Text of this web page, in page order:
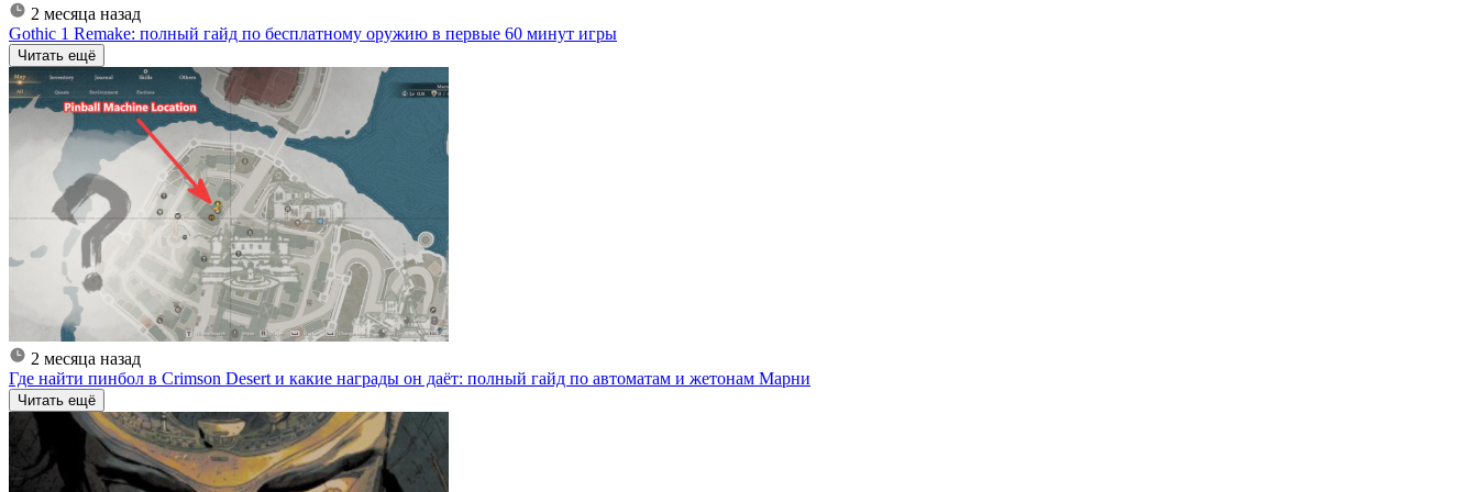
2 месяца назад
Gothic 1 Remake: полный гайд по бесплатному оружию в первые 60 минут игры
Читать ещё
2 месяца назад
Где найти пинбол в Crimson Desert и какие награды он даёт: полный гайд по автоматам и жетонам Марни
Читать ещё